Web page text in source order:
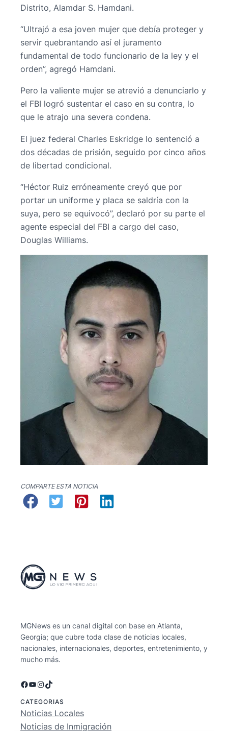
Distrito, Alamdar S. Hamdani.
“Ultrajó a esa joven mujer que debía proteger y
servir quebrantando así el juramento
fundamental de todo funcionario de la ley y el
orden”, agregó Hamdani.
Pero la valiente mujer se atrevió a denunciarlo y
el FBI logró sustentar el caso en su contra, lo
que le atrajo una severa condena.
El juez federal Charles Eskridge lo sentenció a
dos décadas de prisión, seguido por cinco años
de libertad condicional.
“Héctor Ruiz erróneamente creyó que por
portar un uniforme y placa se saldría con la
suya, pero se equivocó”, declaró por su parte el
agente especial del FBI a cargo del caso,
Douglas Williams.
COMPARTE ESTA NOTICIA
MGNews es un canal digital con base en Atlanta,
Georgia; que cubre toda clase de noticias locales,
nacionales, internacionales, deportes, entretenimiento, y
mucho más.
Facebook
YouTube
Instagram
TikTok
CATEGORIAS
Noticias Locales
Noticias de Inmigración